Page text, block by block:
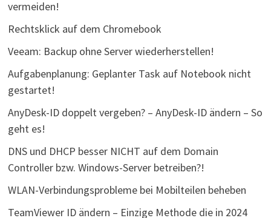
vermeiden!
Rechtsklick auf dem Chromebook
Veeam: Backup ohne Server wiederherstellen!
Aufgabenplanung: Geplanter Task auf Notebook nicht
gestartet!
AnyDesk-ID doppelt vergeben? – AnyDesk-ID ändern – So
geht es!
DNS und DHCP besser NICHT auf dem Domain
Controller bzw. Windows-Server betreiben?!
WLAN-Verbindungsprobleme bei Mobilteilen beheben
TeamViewer ID ändern – Einzige Methode die in 2024